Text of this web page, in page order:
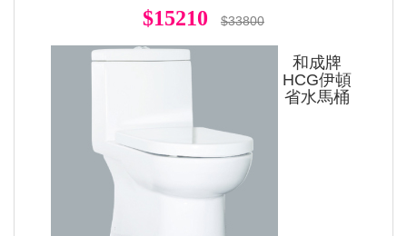
$15210 $33800
和成牌
HCG伊頓
省水馬桶